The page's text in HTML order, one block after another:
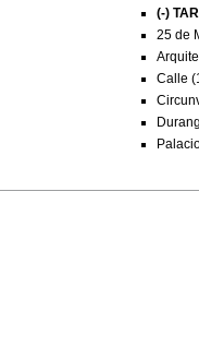
(-)
25 de
Calle